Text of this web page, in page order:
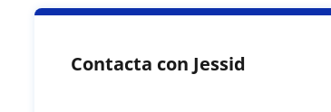
Contacta con Jessid